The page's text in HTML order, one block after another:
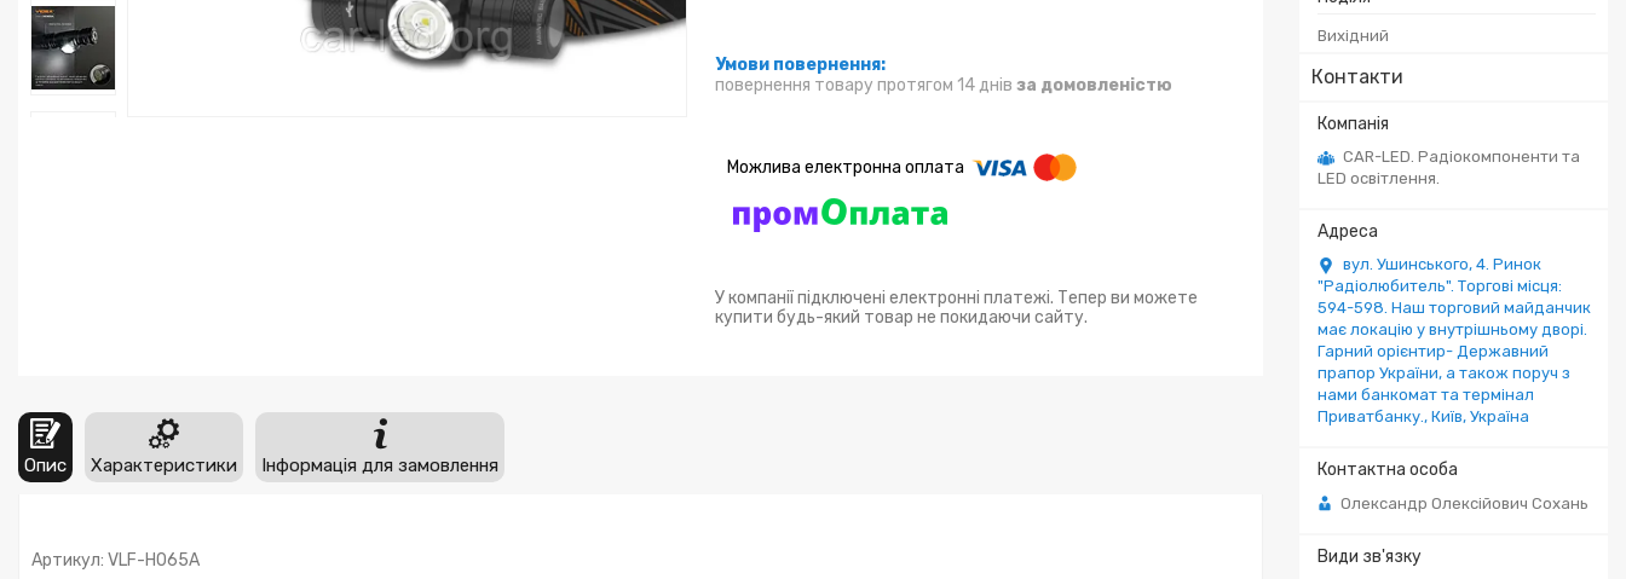
Вихідний
Контакти
CAR-LED. Радіокомпоненти та
LED освітлення.
вул. Ушинського, 4. Ринок
"Радіолюбитель". Торгові місця:
594-598. Наш торговий майданчик
має локацію у внутрішньому дворі.
Гарний орієнтир- Державний
прапор України, а також поруч з
нами банкомат та термінал
Приватбанку., Київ, Україна
Олександр Олексійович Сохань
повернення товару протягом 14 днів за домовленістю
У компанії підключені електронні платежі. Тепер ви можете
купити будь-який товар не покидаючи сайту.
Опис Характеристики Інформація для замовлення
Артикул: VLF-H065A